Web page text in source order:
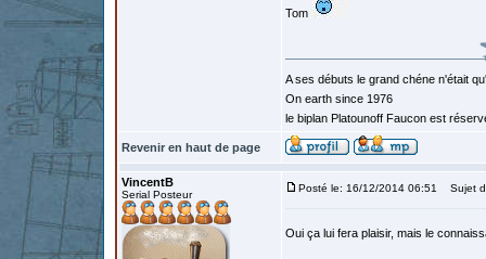
Tom
A ses débuts le grand chéne n'était
On earth since 1976
le biplan Platounoff Faucon est
Revenir en haut de page
VincentB
Serial Posteur
Posté le: 16/12/2014 06:51 Sujet
Oui ça lui fera plaisir, mais le